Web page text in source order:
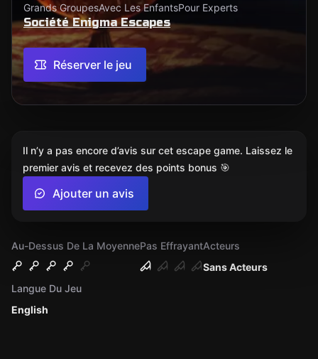
Grands GroupesAvec Les EnfantsPour Experts
Société Enigma Escapes
Réserver le jeu
Au-Dessus De La MoyennePas Effrayant
Sans Acteurs
Acteurs
English
Langue Du Jeu
Il n’y a pas encore d’avis sur cet escape game. Laissez le
premier avis et recevez des points bonus 🎯
Ajouter un avis